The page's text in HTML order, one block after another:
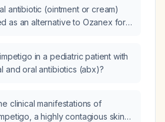
antibiotic (ointment or cream)
as an alternative to Ozanex for
in a pediatric patient with
and oral antibiotics (abx)?
clinical manifestations of
a highly contagious skin